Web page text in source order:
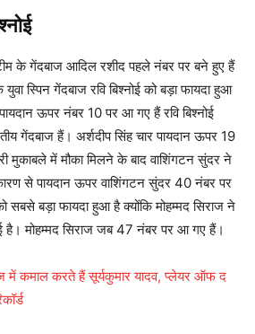
के गेंदबाज आदिल रशीद पहले नंबर पर बने हुए हैं
स्पिन गेंदबाज रवि बिश्नोई को बड़ा फायदा हुआ
ऊपर नंबर 10 पर आ गए हैं रवि बिश्नोई
गेंदबाज हैं। अर्शदीप सिंह चार पायदान ऊपर 19
में मौका मिलने के बाद वाशिंगटन सुंदर ने
से पायदान ऊपर वाशिंगटन सुंदर 40 नंबर पर
सबसे बड़ा फायदा हुआ है क्योंकि मोहम्मद सिराज ने
है। मोहम्मद सिराज जब 47 नंबर पर आ गए हैं।
में कमाल करते हैं सूर्यकुमार यादव, प्लेयर ऑफ द